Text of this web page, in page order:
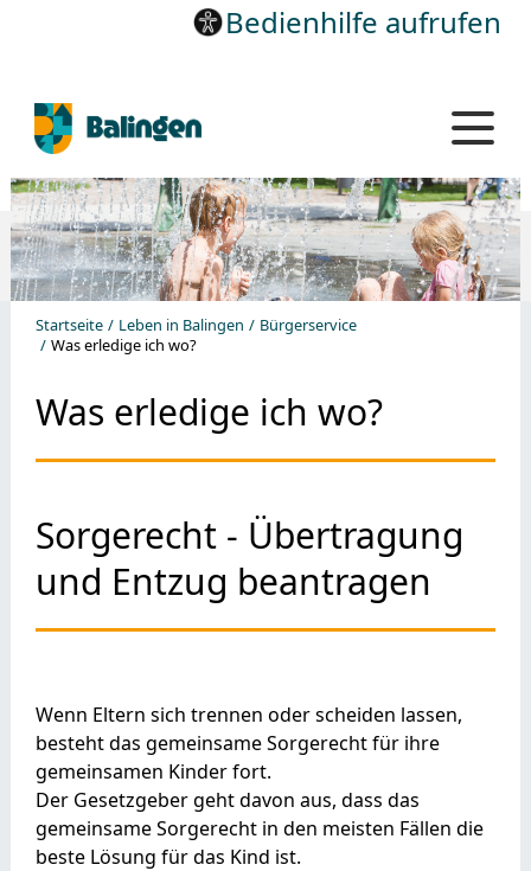
Bedienhilfe aufrufen
Startseite Leben in Balingen
Bürgerservice
Was erledige ich wo?
Was erledige ich wo?
Sorgerecht - Übertragung
und Entzug beantragen
Wenn Eltern sich trennen oder scheiden lassen,
besteht das gemeinsame Sorgerecht für ihre
gemeinsamen Kinder fort.
Der Gesetzgeber geht davon aus, dass das
gemeinsame Sorgerecht in den meisten Fällen die
beste Lösung für das Kind ist.